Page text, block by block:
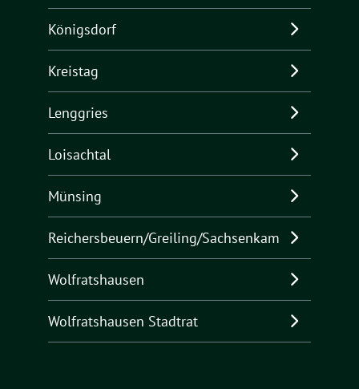
Königsdorf
Kreistag
Lenggries
Loisachtal
Münsing
Reichersbeuern/Greiling/Sachsenkam
Wolfratshausen
Wolfratshausen Stadtrat